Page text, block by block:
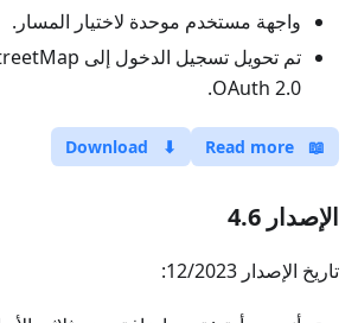
واجهة مستخدم موحدة لاختيار المسار.
OAuth 2.0.
📖
Read more
⬇
Download
الإصدار 4.6
تاريخ الإصدار 12/2023: